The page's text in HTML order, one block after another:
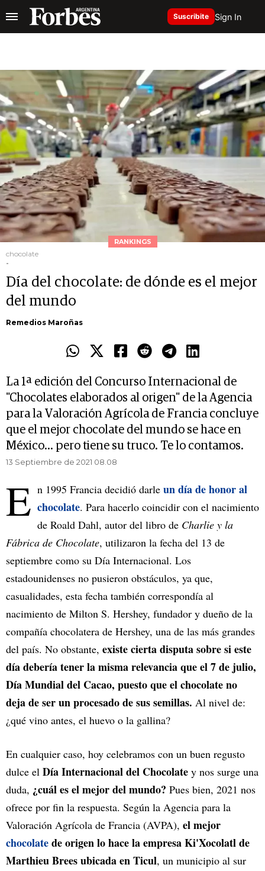
Suscribite Sign In
RANKINGS
chocolate
-
Día del chocolate: de dónde es el mejor
del mundo
Remedios Maroñas
La 1ª edición del Concurso Internacional de
"Chocolates elaborados al origen" de la Agencia
para la Valoración Agrícola de Francia concluye
que el mejor chocolate del mundo se hace en
México... pero tiene su truco. Te lo contamos.
13 Septiembre de 2021 08.08
E n 1995 Francia decidió darle un día de honor al
chocolate. Para hacerlo coincidir con el nacimiento
de Roald Dahl, autor del libro de Charlie y la
Fábrica de Chocolate, utilizaron la fecha del 13 de
septiembre como su Día Internacional. Los
estadounidenses no pusieron obstáculos, ya que,
casualidades, esta fecha también correspondía al
nacimiento de Milton S. Hershey, fundador y dueño de la
compañía chocolatera de Hershey, una de las más grandes
del país. No obstante, existe cierta disputa sobre si este
día debería tener la misma relevancia que el 7 de julio,
Día Mundial del Cacao, puesto que el chocolate no
deja de ser un procesado de sus semillas. Al nivel de:
¿qué vino antes, el huevo o la gallina?
En cualquier caso, hoy celebramos con un buen regusto
dulce el Día Internacional del Chocolate y nos surge una
duda, ¿cuál es el mejor del mundo? Pues bien, 2021 nos
ofrece por fin la respuesta. Según la Agencia para la
Valoración Agrícola de Francia (AVPA), el mejor
chocolatede origen lo hace la empresa Ki'Xocolatl de
Marthieu Brees ubicada en Ticul, un municipio al sur